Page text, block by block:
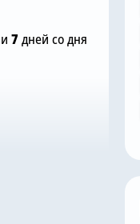
7дней со дня